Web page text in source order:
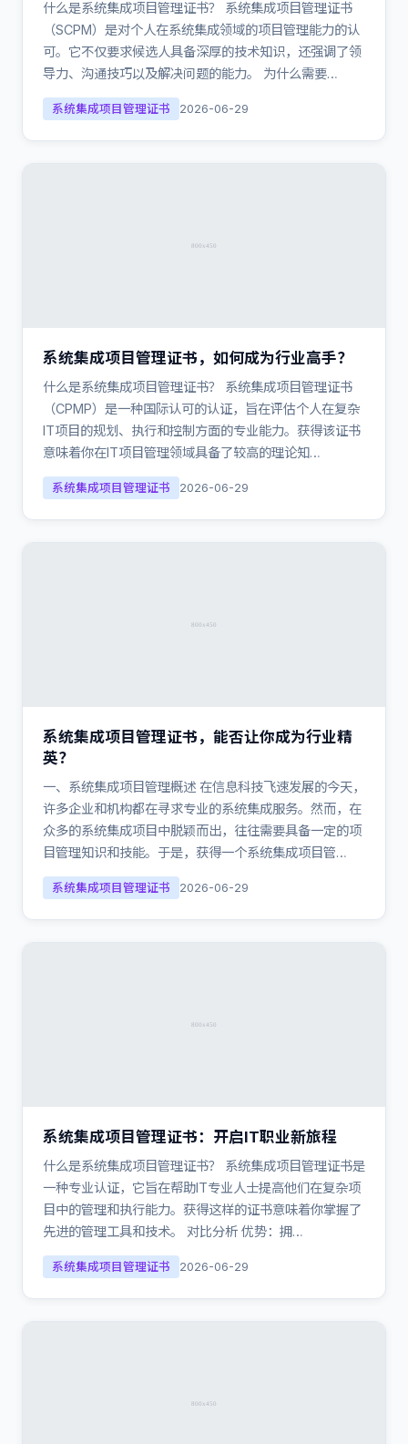
什么是系统集成项目管理证书？ 系统集成项目管理证书
（SCPM）是对个人在系统集成领域的项目管理能力的认
可。它不仅要求候选人具备深厚的技术知识，还强调了领
导力、沟通技巧以及解决问题的能力。 为什么需要…
系统集成项目管理证书 2026-06-29
系统集成项目管理证书，如何成为行业高手？
什么是系统集成项目管理证书？ 系统集成项目管理证书
（CPMP）是一种国际认可的认证，旨在评估个人在复杂
IT项目的规划、执行和控制方面的专业能力。获得该证书
意味着你在IT项目管理领域具备了较高的理论知…
系统集成项目管理证书 2026-06-29
系统集成项目管理证书，能否让你成为行业精
英？
一、系统集成项目管理概述 在信息科技飞速发展的今天，
许多企业和机构都在寻求专业的系统集成服务。然而，在
众多的系统集成项目中脱颖而出，往往需要具备一定的项
目管理知识和技能。于是，获得一个系统集成项目管…
系统集成项目管理证书 2026-06-29
系统集成项目管理证书：开启IT职业新旅程
什么是系统集成项目管理证书？ 系统集成项目管理证书是
一种专业认证，它旨在帮助IT专业人士提高他们在复杂项
目中的管理和执行能力。获得这样的证书意味着你掌握了
先进的管理工具和技术。 对比分析 优势：拥…
系统集成项目管理证书 2026-06-29